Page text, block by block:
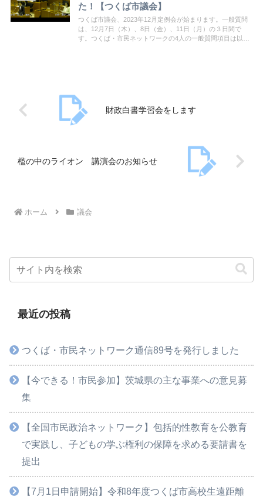
た！【つくば市議会】
つくば市議会、2023年12月定例会が始まります。一般質問
は、12月7日（木）、8日（金）、11日（月）の３日間で
す。つくば・市民ネットワークの4人の一般質問項目は以下
財政白書学習会をします
檻の中のライオン 講演会のお知らせ
ホーム 議会
最近の投稿
つくば・市民ネットワーク通信89号を発行しました
【今できる！市民参加】茨城県の主な事業への意見募
集
【全国市民政治ネットワーク】包括的性教育を公教育
で実践し、子どもの学ぶ権利の保障を求める要請書を
提出
【7月1日申請開始】令和8年度つくば市高校生遠距離